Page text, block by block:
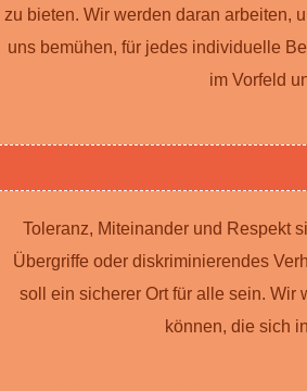
zu bieten. Wir werden daran arbeiten,
uns bemühen, für jedes individuelle
im Vorfeld
Toleranz, Miteinander und Respekt
Übergriffe oder diskriminierendes
soll ein sicherer Ort für alle sein. Wir
können, die sich